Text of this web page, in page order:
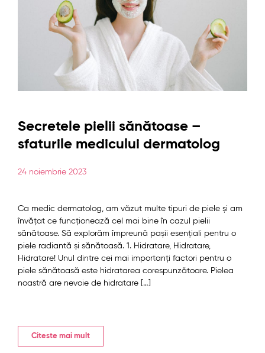
Secretele pielii sănătoase –
sfaturile medicului dermatolog
24 noiembrie 2023
Ca medic dermatolog, am văzut multe tipuri de piele și am
învățat ce funcționează cel mai bine în cazul pielii
sănătoase. Să explorăm împreună pașii esențiali pentru o
piele radiantă și sănătoasă. 1. Hidratare, Hidratare,
Hidratare! Unul dintre cei mai importanți factori pentru o
piele sănătoasă este hidratarea corespunzătoare. Pielea
noastră are nevoie de hidratare […]
Citeste mai mult